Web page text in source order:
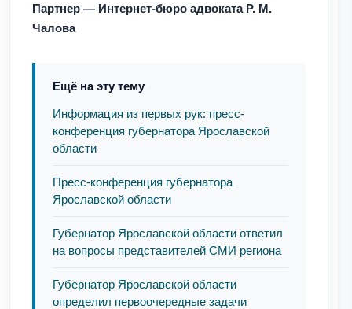
Партнер — Интернет-бюро адвоката Р. М.
Чалова
Ещё на эту тему
Информация из первых рук: пресс-
конференция губернатора Ярославской
области
Пресс-конференция губернатора
Ярославской области
Губернатор Ярославской области ответил
на вопросы представителей СМИ региона
Губернатор Ярославской области
определил первоочередные задачи